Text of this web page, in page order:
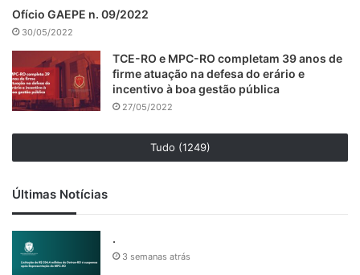
Ofício GAEPE n. 09/2022
30/05/2022
TCE-RO e MPC-RO completam 39 anos de
firme atuação na defesa do erário e
incentivo à boa gestão pública
27/05/2022
Tudo (1249)
Últimas Notícias
.
3 semanas atrás